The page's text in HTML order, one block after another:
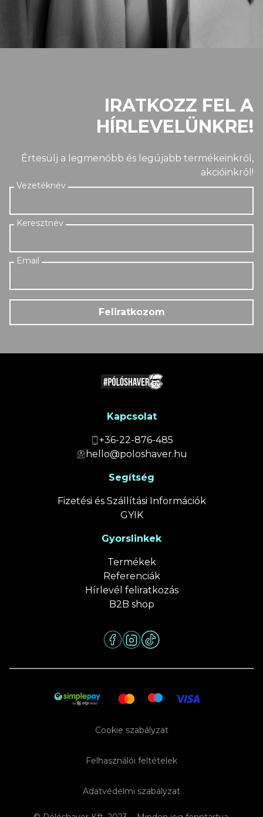
IRATKOZZ FEL A
HÍRLEVELÜNKRE!
Értesülj a legmenőbb és legújabb termékeinkről,
akcióinkról!
Feliratkozom
Kapcsolat
+36-22-876-485
hello@poloshaver.hu
Segítség
Fizetési és Szállítási Információk
GYIK
Gyorslinkek
Termékek
Referenciák
Hírlevél feliratkozás
B2B shop
Adatvédelmi szabályzat
Felhasználói feltételek
Cookie szabályzat